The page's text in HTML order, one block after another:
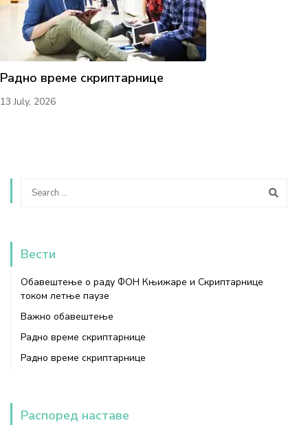
Радно време скриптарнице
13 July, 2026
Вести
Обавештење о раду ФОН Књижаре и Скриптарнице
током летње паузе
Важно обавештење
Радно време скриптарнице
Радно време скриптарнице
Распоред наставе